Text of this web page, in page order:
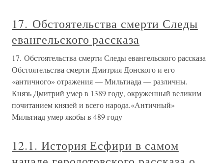
17. Обстоятельства смерти Следы
евангельского рассказа
17. Обстоятельства смерти Следы евангельского рассказа
Обстоятельства смерти Дмитрия Донского и его
«античного» отражения — Мильтиада — различны.
Князь Дмитрий умер в 1389 году, окруженный великим
почитанием князей и всего народа.«Античный»
Мильтиад умер якобы в 489 году
12.1. История Есфири в самом